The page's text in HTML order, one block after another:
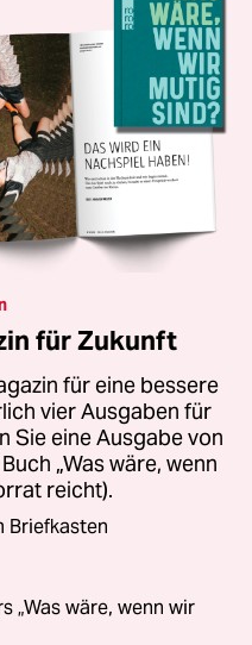
für Zukunft
für eine bessere
vier Ausgaben für
Sie eine Ausgabe von
„Was wäre, wenn
reicht).
Briefkasten
„Was wäre, wenn wir